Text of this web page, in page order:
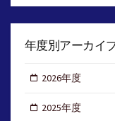
年度別アーカイ
2026年度
2025年度